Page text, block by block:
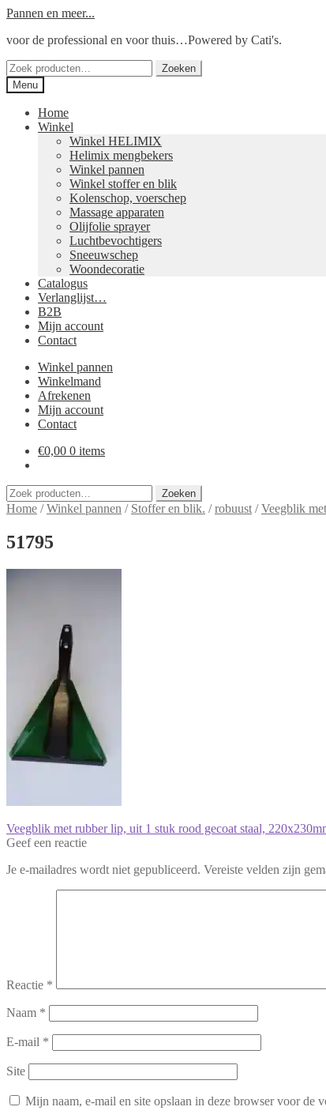
Ga
naar
Ga
de
Pannen en meer...
voor de professional en voor thuis…Powered by Cati's.
Zoeken
naar:
Zoeken
Menu
Home
Winkel
Winkel HELIMIX
Helimix mengbekers
Winkel pannen
Winkel stoffer en blik
Kolenschop, voerschep
Massage apparaten
Olijfolie sprayer
Luchtbevochtigers
Sneeuwschep
Woondecoratie
Catalogus
Verlanglijst…
B2B
Mijn account
Contact
Winkel pannen
Winkelmand
Afrekenen
Mijn account
Contact
€0,00 0 items
Zoeken
naar:
Zoeken
Home /Winkel pannen / Stoffer en blik. /robuust /Veegblik
51795
Bericht
navigatie
Vorig
bericht:
Veegblik met rubber lip, uit 1 stuk rood gecoat staal,
Geef een reactie
Je e-mailadres wordt niet gepubliceerd. Vereiste velden zijn
Reactie *
Naam *
E-mail *
Site
Mijn naam, e-mail en site opslaan in deze browser voor de